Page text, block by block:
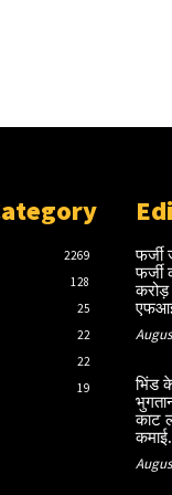
2269
128
25
22
22
19
फर्जी
फर्जी
करोड़
भिंड
काट